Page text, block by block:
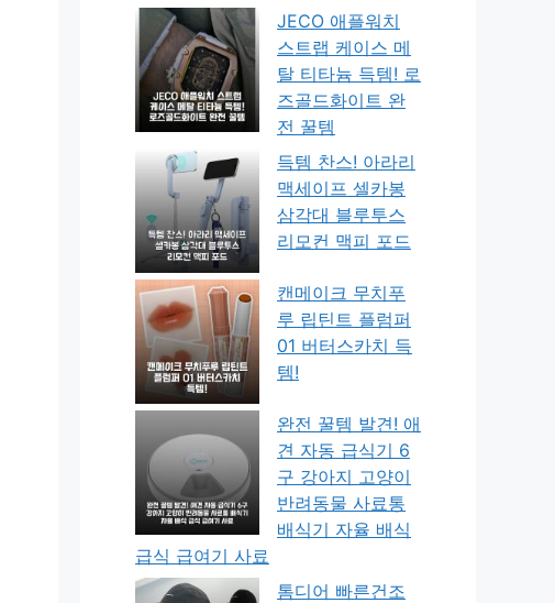
JECO 애플워치
스트랩 케이스 메
탈 티타늄 득템! 로
즈골드화이트 완
전 꿀템
득템 찬스! 아라리
맥세이프 셀카봉
삼각대 블루투스
리모컨 맥피 포드
캔메이크 무치푸
루 립틴트 플럼퍼
01 버터스카치 득
템!
완전 꿀템 발견! 애
견 자동 급식기 6
구 강아지 고양이
반려동물 사료통
배식기 자율 배식
급식 급여기 사료
톰디어 빠른건조